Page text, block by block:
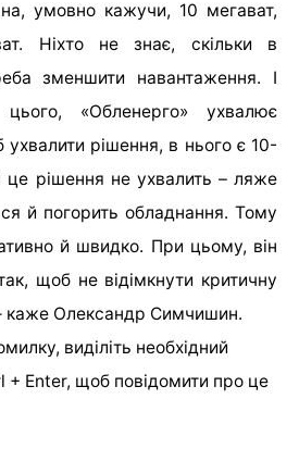
умовно кажучи, 10 мегават,
Ніхто не знає, скільки в
зменшити навантаження. І
«Обленерго» ухвалює
рішення, в нього є 10-
це рішення не ухвалить – ляже
й погорить обладнання. Тому
й швидко. При цьому, він
щоб не відімкнути критичну
каже Олександр Симчишин.
виділіть необхідний
+ Enter, щоб повідомити про це